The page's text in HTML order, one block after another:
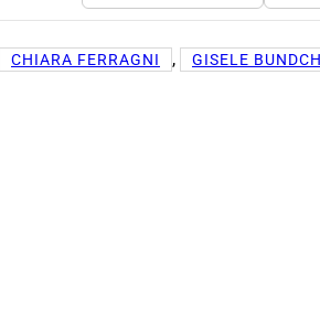
CHIARA FERRAGNI , GISELE